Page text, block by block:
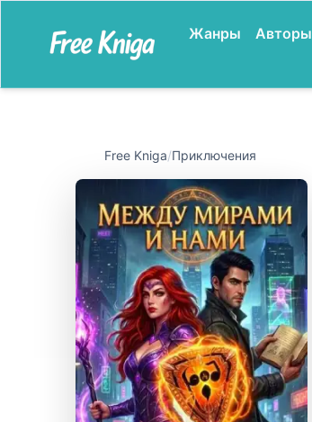
Жанры Авторы
Free Kniga/Приключения